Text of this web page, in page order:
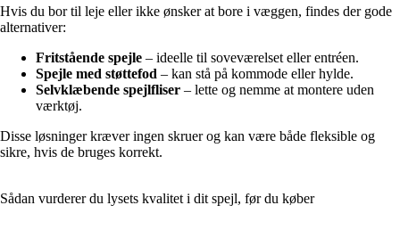
Hvis du bor til leje eller ikke ønsker at bore i væggen, findes der gode
alternativer:
Fritstående spejle – ideelle til soveværelset eller entréen.
Spejle med støttefod – kan stå på kommode eller hylde.
Selvklæbende spejlfliser – lette og nemme at montere uden
værktøj.
Disse løsninger kræver ingen skruer og kan være både fleksible og
sikre, hvis de bruges korrekt.
Sådan vurderer du lysets kvalitet i dit spejl, før du køber